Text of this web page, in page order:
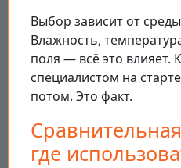
Выбор зависит от
Влажность,
поля — всё это влияет.
специалистом на
потом. Это факт.
где